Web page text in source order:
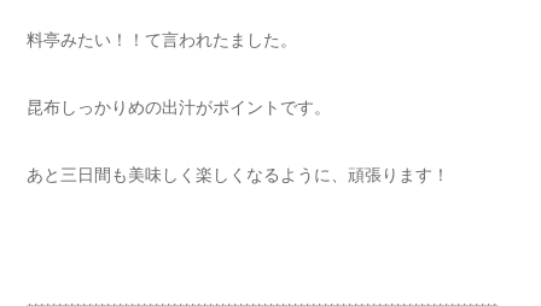
料亭みたい！！て言われたました。
昆布しっかりめの出汁がポイントです。
あと三日間も美味しく楽しくなるように、頑張ります！